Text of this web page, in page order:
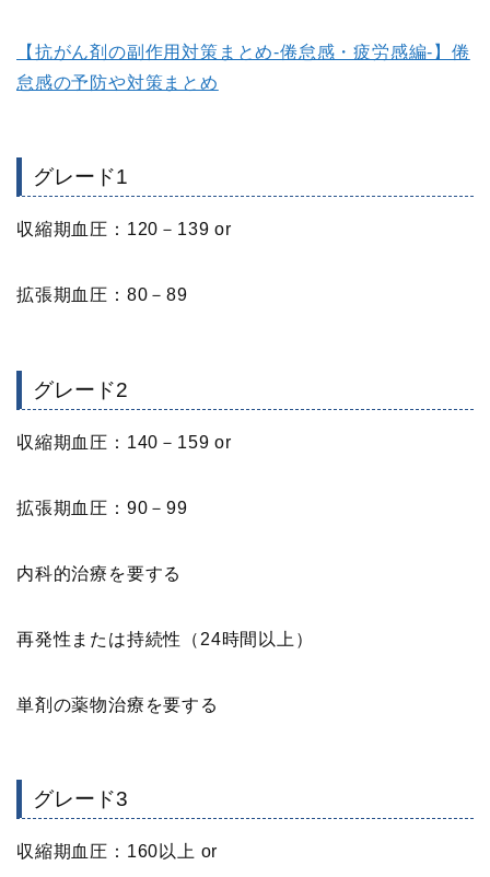
【抗がん剤の副作用対策まとめ‐倦怠感・疲労感編‐】倦
怠感の予防や対策まとめ
グレード1
収縮期血圧：120－139 or
拡張期血圧：80－89
グレード2
収縮期血圧：140－159 or
拡張期血圧：90－99
内科的治療を要する
再発性または持続性（24時間以上）
単剤の薬物治療を要する
グレード3
収縮期血圧：160以上 or